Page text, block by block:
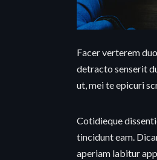
Facer verterem
detracto senserit
ut, mei te epicuri
Cotidieque
tincidunt eam.
aperiam labitur